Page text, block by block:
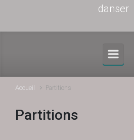
danser
Accueil Partitions
Partitions